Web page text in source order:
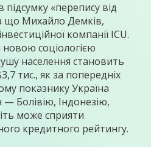
підсумку «перепису від
що Михайло Демків,
компанії ICU.
соціологією
населення становить
тис., як за попередніх
показнику Україна
— Болівію, Індонезію,
може сприяти
кредитного рейтингу.